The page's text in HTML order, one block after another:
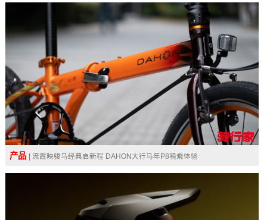
产品 | 流霞映骏马经典启新程 DAHON大行马年P8骑乘体验